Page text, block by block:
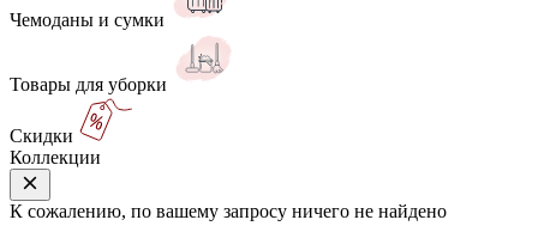
Чемоданы и сумки
Товары для уборки
Скидки
Коллекции
К сожалению, по вашему запросу ничего не найдено